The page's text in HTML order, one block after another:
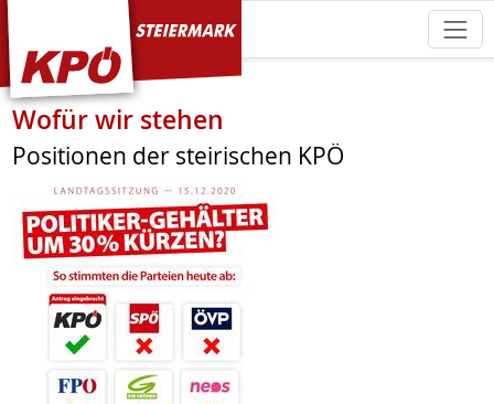
KPÖ Steiermark
Wofür wir stehen
Positionen der steirischen KPÖ